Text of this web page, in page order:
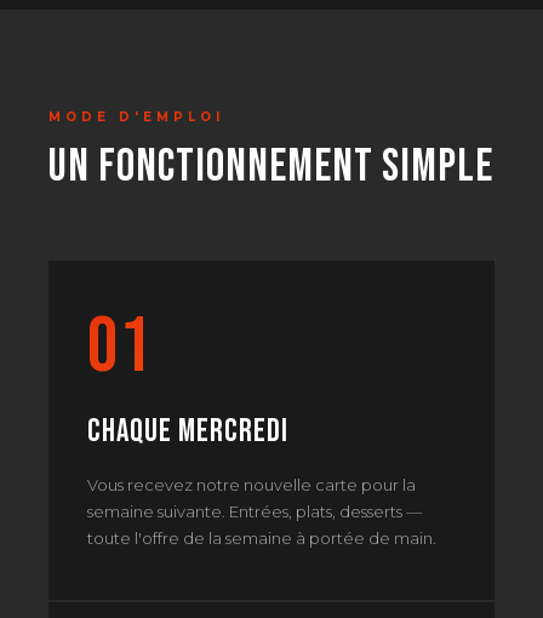
MODE D'EMPLOI
UN FONCTIONNEMENT SIMPLE
01
Chaque mercredi
Vous recevez notre nouvelle carte pour la
semaine suivante. Entrées, plats, desserts —
toute l'offre de la semaine à portée de main.